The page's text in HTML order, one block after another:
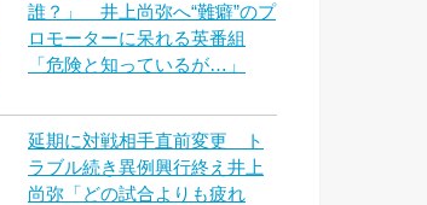
誰？」 井上尚弥へ“難癖”のプ
ロモーターに呆れる英番組
「危険と知っているが…」
延期に対戦相手直前変更 ト
ラブル続き異例興行終え井上
尚弥「どの試合よりも疲れ